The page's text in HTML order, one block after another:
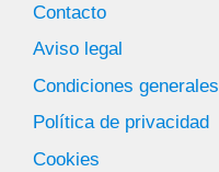
Contacto
Aviso legal
Condiciones generales
Política de privacidad
Cookies